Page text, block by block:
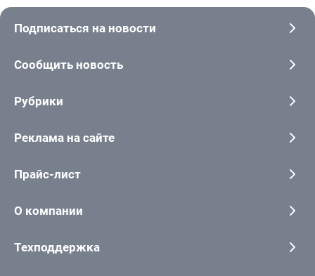
Подписаться на новости
Сообщить новость
Рубрики
Реклама на сайте
Прайс-лист
О компании
Техподдержка